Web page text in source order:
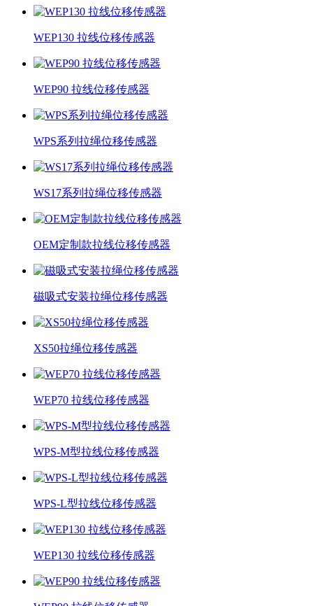
WEP130 拉线位移传感器
WEP90 拉线位移传感器
WPS系列拉绳位移传感器
WS17系列拉绳位移传感器
OEM定制款拉线位移传感器
磁吸式安装拉绳位移传感器
XS50拉绳位移传感器
WEP70 拉线位移传感器
WPS-M型拉线位移传感器
WPS-L型拉线位移传感器
WEP130 拉线位移传感器